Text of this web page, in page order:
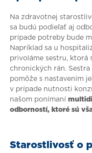
Na zdravotnej
sa budú podieľať aj
prípade potreby bude
Napríklad sa u
privoláme sestru, ktorá
chronických rán.
pomôže s nastavením
v prípade nutnosti
našom ponímaní
odborností, ktoré sú
Starostlivosť o